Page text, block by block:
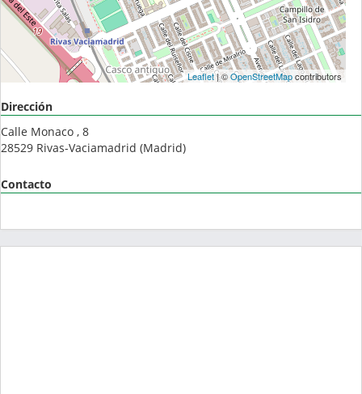
Leaflet| ©OpenStreetMapcontributors
Dirección
Calle Monaco , 8
28529 Rivas-Vaciamadrid (Madrid)
Contacto